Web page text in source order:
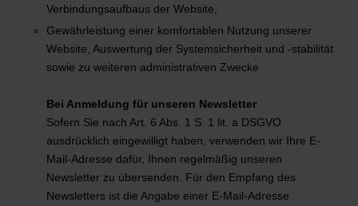
Verbindungsaufbaus der Website,
Gewährleistung einer komfortablen Nutzung unserer
Website, Auswertung der Systemsicherheit und -stabilität
sowie zu weiteren administrativen Zwecke
Bei Anmeldung für unseren Newsletter
Sofern Sie nach Art. 6 Abs. 1 S. 1 lit. a DSGVO
ausdrücklich eingewilligt haben, verwenden wir Ihre E-
Mail-Adresse dafür, Ihnen regelmäßig unseren
Newsletter zu übersenden. Für den Empfang des
Newsletters ist die Angabe einer E-Mail-Adresse